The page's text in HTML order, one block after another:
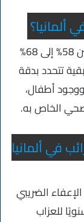
ألمانيا؟
بشكل عام، يتبقى للموظف في ألمانيا ما بين 58% إلى 68%
تتحدد بدقة
أطفال،
الخاص به.
في ألمانيا
الإعفاء الضريبي
يقارب 12,000 يورو سنويًا للعزاب